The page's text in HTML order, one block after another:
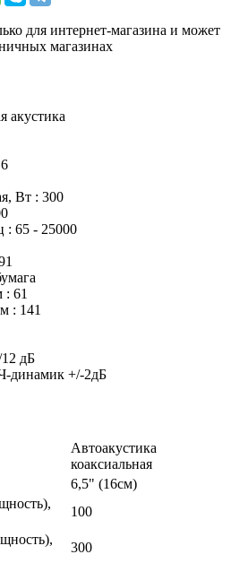
для интернет-магазина и может
магазинах
акустика
Вт : 300
: 65 - 25000
: 61
: 141
12 дБ
динамик +/-2дБ
Автоакустика
коаксиальная
6,5" (16см)
100
300